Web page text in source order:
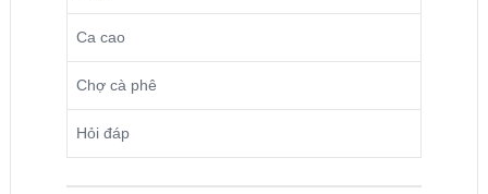
Ca cao
Chợ cà phê
Hỏi đáp